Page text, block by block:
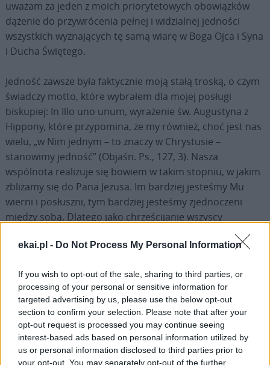
ekai.pl - Do Not Process My Personal Information
If you wish to opt-out of the sale, sharing to third parties, or
processing of your personal or sensitive information for
targeted advertising by us, please use the below opt-out
section to confirm your selection. Please note that after your
opt-out request is processed you may continue seeing
interest-based ads based on personal information utilized by
us or personal information disclosed to third parties prior to
your opt-out. You may separately opt-out of the further
uważam za jeden z moich priorytetowych obowiązków
dążenie do przywrócenia pełnej i widzialnej jedności
wszystkich wyznających tę samą wiarę w Boga Ojca i Syna
i Ducha Świętego.
Jedność zawsze była faktycznie moją stałą troską, o czym
świadczy motto, które wybrałem dla mojej posługi
biskupiej: In Illo uno unum, wyrażenie św. Augustyna z
Hippony, które przypomina, że my również, choć jest nas
wielu, „w Nim jednym – to znaczy w Chrystusie –
stanowimy jedność” (Objaśn. Ps., 127, 3). Nasza
wspólnota realizuje się bowiem w takim stopniu, w jakim
zbliżamy się do Pana Jezusa. Im bardziej jesteśmy Mu
wierni i posłuszni, tym bardziej jesteśmy zjednoczeni
między sobą. Dlatego jako chrześcijanie wszyscy
jesteśmy wezwani do modlitwy i wspólnej pracy, aby krok
po kroku osiągnąć ten cel, który jest i pozostaje dziełem
Świadomy ponadto, że synodalność i ekumenizm są ze
sobą ściśle powiązane, pragnę zapewnić o moim
zamiarze kontynuowania zaangażowania papieża
Franciszka w promowanie synodalnego charakteru
Kościoła katolickiego oraz w rozwijanie nowych i